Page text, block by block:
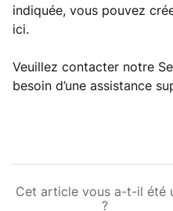
indiquée, vous pouvez
ici.
Veuillez contacter notre
besoin d’une assistance
Cet article vous a-t-il été
?